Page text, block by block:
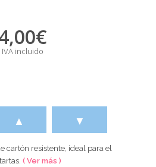
€
IVA incluido
▲ ▼
cartón resistente, ideal para el
( Ver más )